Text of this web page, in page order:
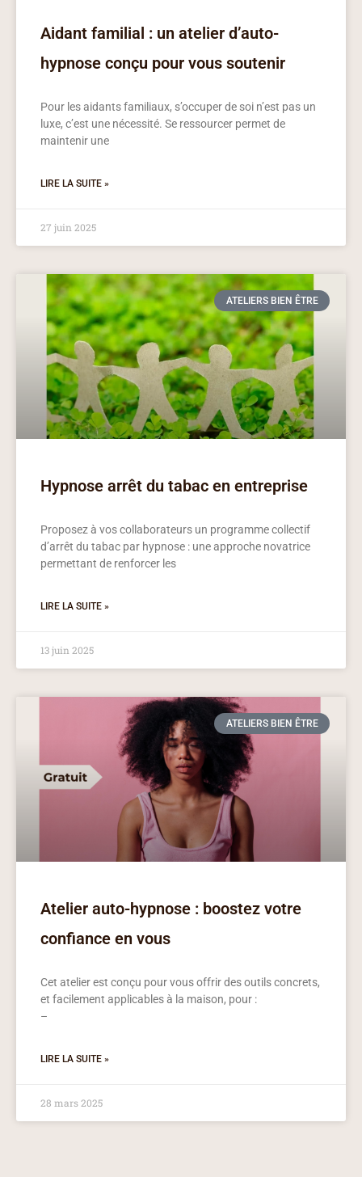
Aidant familial : un atelier d’auto-
hypnose conçu pour vous soutenir
Pour les aidants familiaux, s’occuper de soi n’est pas un
luxe, c’est une nécessité. Se ressourcer permet de
maintenir une
LIRE LA SUITE »
27 juin 2025
ATELIERS BIEN ÊTRE
Hypnose arrêt du tabac en entreprise
Proposez à vos collaborateurs un programme collectif
d’arrêt du tabac par hypnose : une approche novatrice
permettant de renforcer les
LIRE LA SUITE »
13 juin 2025
ATELIERS BIEN ÊTRE
Atelier auto-hypnose : boostez votre
confiance en vous
Cet atelier est conçu pour vous offrir des outils concrets,
et facilement applicables à la maison, pour :​
–
LIRE LA SUITE »
28 mars 2025